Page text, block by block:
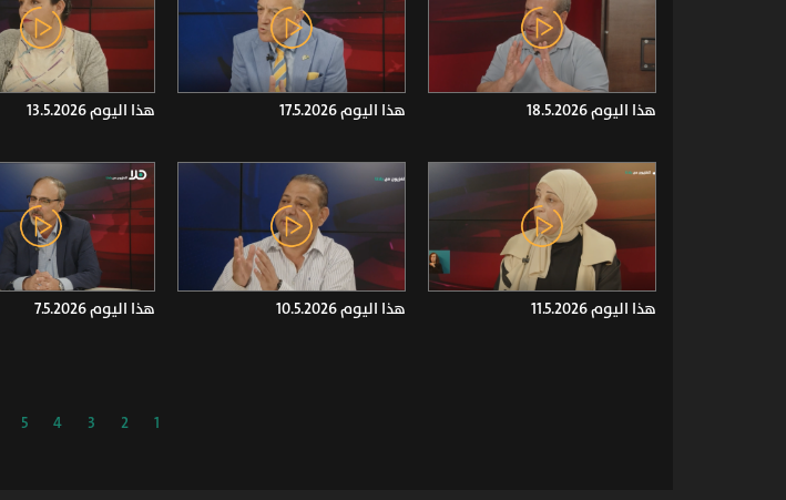
هذا اليوم 18.5.2026 هذا اليوم 17.5.2026 هذا اليوم 13.5.2026
هذا اليوم 11.5.2026 هذا اليوم 10.5.2026 هذا اليوم 7.5.2026
1
2
3
4
5